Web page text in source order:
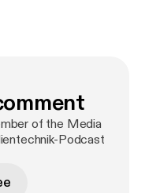
von Studio
von Tool-
Statt über
geht es um die
moderner
Governance,
of the Media
Podcast